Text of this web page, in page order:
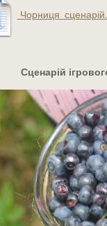
Сценарій